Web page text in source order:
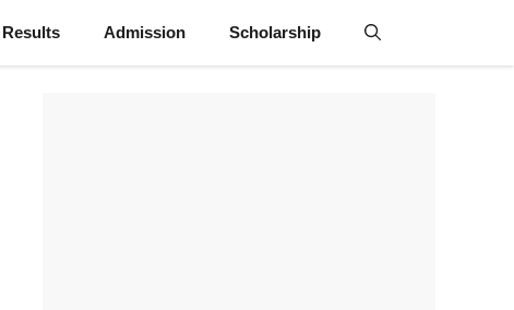
Results Admission Scholarship